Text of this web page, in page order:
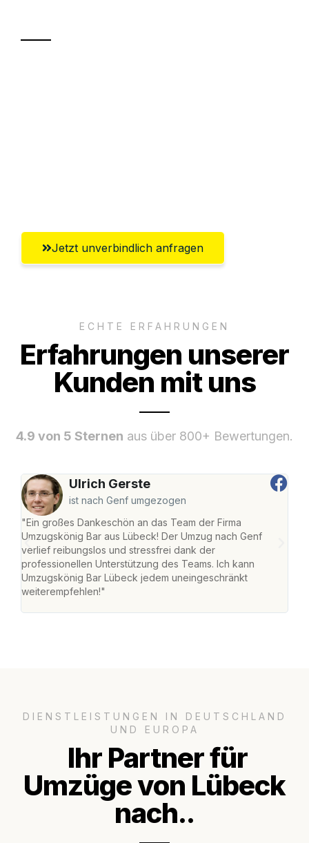
Jetzt unverbindlich anfragen
ECHTE ERFAHRUNGEN
Erfahrungen unserer
Kunden mit uns
4.9 von 5 Sternen aus über 800+ Bewertungen.
Ulrich Gerste
ist nach Genf umgezogen
"Ein großes Dankeschön an das Team der Firma
Umzugskönig Bar aus Lübeck! Der Umzug nach Genf
verlief reibungslos und stressfrei dank der
professionellen Unterstützung des Teams. Ich kann
Umzugskönig Bar Lübeck jedem uneingeschränkt
weiterempfehlen!"
DIENSTLEISTUNGEN IN DEUTSCHLAND
UND EUROPA
Ihr Partner für
Umzüge von Lübeck
nach..